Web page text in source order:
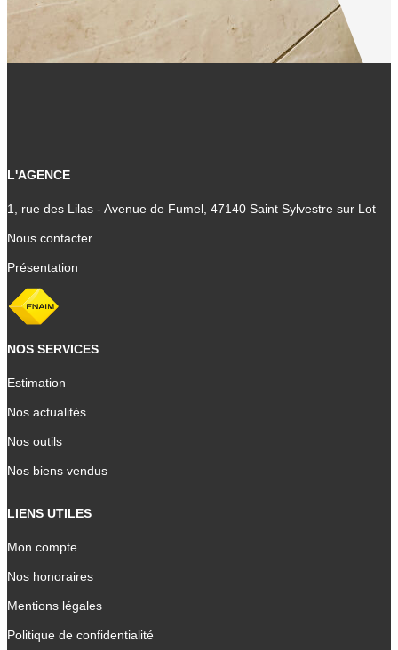
L'AGENCE
1, rue des Lilas - Avenue de Fumel, 47140 Saint Sylvestre sur Lot
Nous contacter
Présentation
NOS SERVICES
Estimation
Nos actualités
Nos outils
Nos biens vendus
LIENS UTILES
Mon compte
Nos honoraires
Mentions légales
Politique de confidentialité